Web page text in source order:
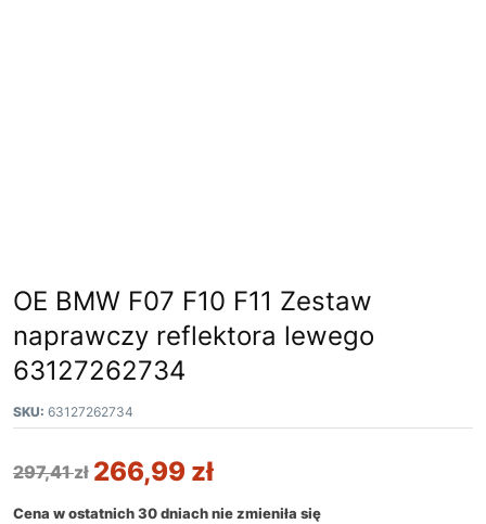
OE BMW F07 F10 F11 Zestaw
naprawczy reflektora lewego
63127262734
SKU: 63127262734
297,41zł 266,99 zł
Cena w ostatnich 30 dniach nie zmieniła się